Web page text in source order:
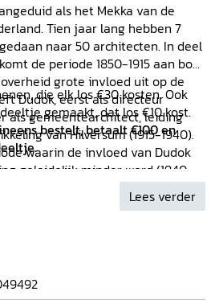
als het Mekka van de
Tien jaar lang hebben 7
naar 50 architecten. In deel
de periode 1850-1915 aan bod.
grote invloed uit op de
Dudok, eerst als directeur
als gemeentearchitect, leiding
van Hilversum(1915-1940).
waarin de invloed van Dudok
geleidelijk minder werd (1940-
tekeningen en eerste foto's, 1915-
in een nog ongerepte
die elk los €30 kosten. Ook
gemaakt, dat los €10 kost.
bestelt, betaalt €100 en
Lees verder